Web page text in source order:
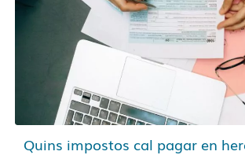
Quins impostos cal pagar en